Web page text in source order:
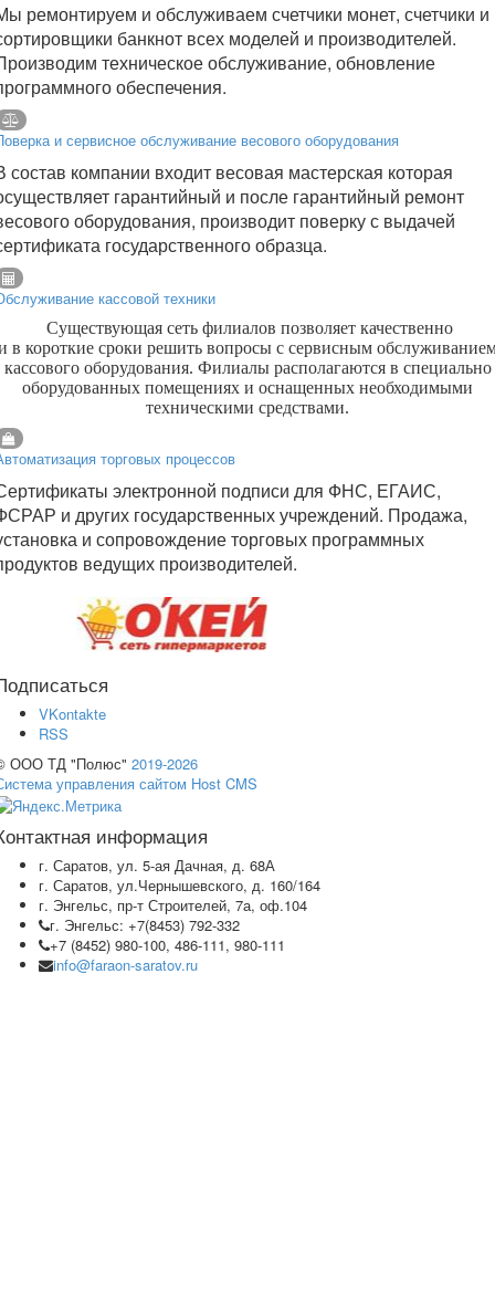
ремонтируем и обслуживаем счетчики монет, счетчики и
банкнот всех моделей и производителей.
техническое обслуживание, обновление
обеспечения.
и сервисное обслуживание весового оборудования
состав компании входит весовая мастерская которая
гарантийный и после гарантийный ремонт
оборудования, производит поверку с выдачей
государственного образца.
кассовой техники
Существующая сеть филиалов позволяет качественно
в короткие сроки решить вопросы с сервисным
кассового оборудования. Филиалы располагаются в специально
оборудованных помещениях и оснащенных необходимыми
техническими средствами.
торговых процессов
электронной подписи для ФНС, ЕГАИС,
и других государственных учреждений. Продажа,
и сопровождение торговых программных
ведущих производителей.
VKontakte
RSS
ООО ТД "Полюс" 2019-2026
управления сайтом Host CMS
информация
г. Саратов, ул. 5-ая Дачная, д. 68А
г. Саратов, ул.Чернышевского, д. 160/164
г. Энгельс, пр-т Строителей, 7а, оф.104
г. Энгельс: +7(8453) 792-332
+7 (8452) 980-100, 486-111, 980-111
info@faraon-saratov.ru